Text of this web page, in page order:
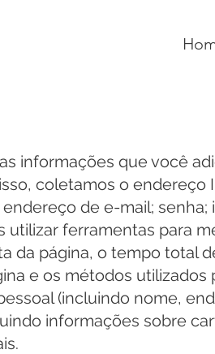
informações que você
coletamos o endereço
de e-mail;
ferramentas para
da página, o tempo total
e os métodos utilizados
(incluindo nome,
informações sobre